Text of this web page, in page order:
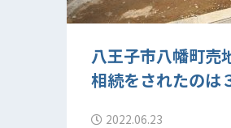
八王子市八幡町売
相続をされたのは
2022.06.23